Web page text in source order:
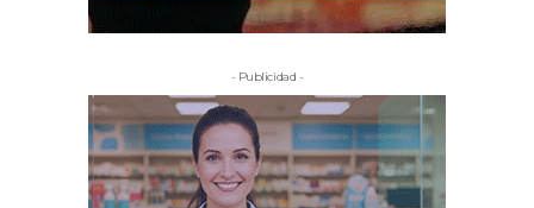
- Publicidad -